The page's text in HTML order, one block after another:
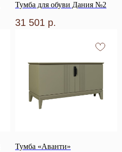
Тумба для обуви Дания №2
31 501 р.
Тумба «Аванти»